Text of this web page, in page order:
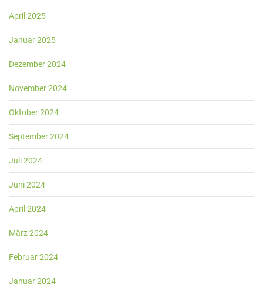
April 2025
Januar 2025
Dezember 2024
November 2024
Oktober 2024
September 2024
Juli 2024
Juni 2024
April 2024
März 2024
Februar 2024
Januar 2024